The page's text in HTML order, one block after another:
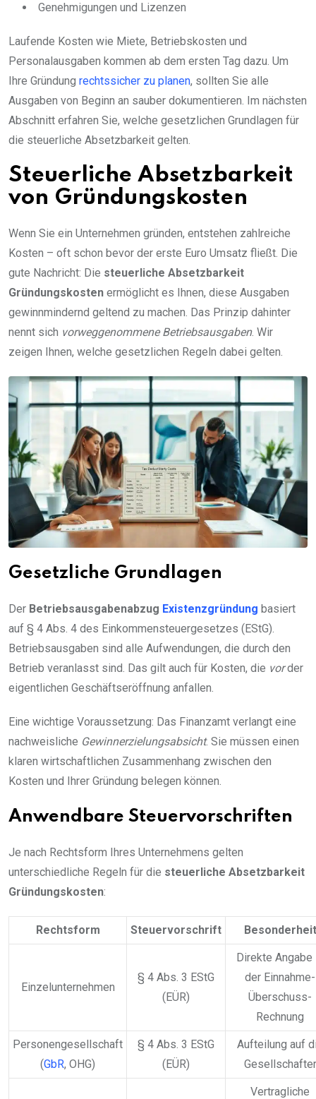
Genehmigungen und Lizenzen
Laufende Kosten wie Miete, Betriebskosten und
Personalausgaben kommen ab dem ersten Tag dazu. Um
Ihre Gründung rechtssicher zu planen, sollten Sie alle
Ausgaben von Beginn an sauber dokumentieren. Im nächsten
Abschnitt erfahren Sie, welche gesetzlichen Grundlagen für
die steuerliche Absetzbarkeit gelten.
Steuerliche Absetzbarkeit
von Gründungskosten
Wenn Sie ein Unternehmen gründen, entstehen zahlreiche
Kosten – oft schon bevor der erste Euro Umsatz fließt. Die
gute Nachricht: Die steuerliche Absetzbarkeit
Gründungskosten ermöglicht es Ihnen, diese Ausgaben
gewinnmindernd geltend zu machen. Das Prinzip dahinter
nennt sich vorweggenommene Betriebsausgaben. Wir
zeigen Ihnen, welche gesetzlichen Regeln dabei gelten.
Gesetzliche Grundlagen
Der Betriebsausgabenabzug Existenzgründung basiert
auf § 4 Abs. 4 des Einkommensteuergesetzes (EStG).
Betriebsausgaben sind alle Aufwendungen, die durch den
Betrieb veranlasst sind. Das gilt auch für Kosten, die vorder
eigentlichen Geschäftseröffnung anfallen.
Eine wichtige Voraussetzung: Das Finanzamt verlangt eine
nachweisliche Gewinnerzielungsabsicht. Sie müssen einen
klaren wirtschaftlichen Zusammenhang zwischen den
Kosten und Ihrer Gründung belegen können.
Anwendbare Steuervorschriften
Je nach Rechtsform Ihres Unternehmens gelten
unterschiedliche Regeln für die steuerliche Absetzbarkeit
Gründungskosten:
Rechtsform Steuervorschrift Besonderheit
Einzelunternehmen
§ 4 Abs. 3 EStG
(EÜR)
Direkte Angabe
der Einnahme-
Überschuss-
Rechnung
Personengesellschaft
(GbR, OHG)
§ 4 Abs. 3 EStG
(EÜR)
Aufteilung auf
Gesellschafter
Vertragliche